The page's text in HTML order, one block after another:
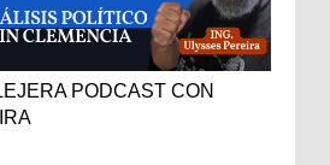
PODCAST CON